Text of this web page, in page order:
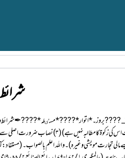
مالی تجارت مویشی وغیرہ)۔واللہ اعلم بالصواب۔